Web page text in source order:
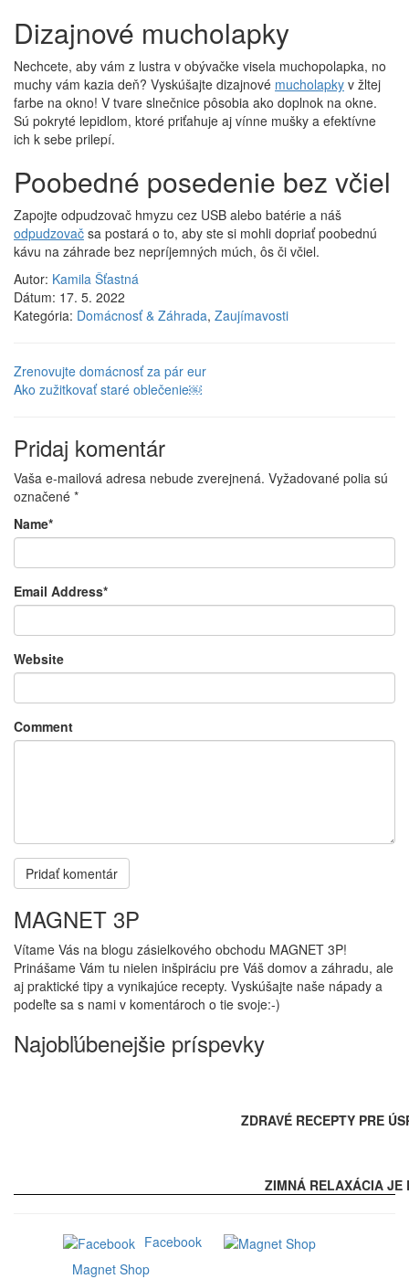
Dizajnové mucholapky
Nechcete, aby vám z lustra v obývačke visela muchopolapka, no
muchy vám kazia deň? Vyskúšajte dizajnové mucholapky v žltej
farbe na okno! V tvare slnečnice pôsobia ako doplnok na okne.
Sú pokryté lepidlom, ktoré priťahuje aj vínne mušky a efektívne
ich k sebe prilepí.
Poobedné posedenie bez včiel
Zapojte odpudzovač hmyzu cez USB alebo batérie a náš
odpudzovač sa postará o to, aby ste si mohli dopriať poobednú
kávu na záhrade bez nepríjemných múch, ôs či včiel.
Autor: Kamila Šťastná
Dátum: 17. 5. 2022
Kategória: Domácnosť & Záhrada, Zaujímavosti
Zrenovujte domácnosť za pár eur
Ako zužitkovať staré oblečenie￼
Pridaj komentár
Vaša e-mailová adresa nebude zverejnená. Vyžadované polia sú
označené *
Name*
Email Address*
Website
Comment
MAGNET 3P
Vítame Vás na blogu zásielkového obchodu MAGNET 3P!
Prinášame Vám tu nielen inšpiráciu pre Váš domov a záhradu, ale
aj praktické tipy a vynikajúce recepty. Vyskúšajte naše nápady a
podeľte sa s nami v komentároch o tie svoje:-)
Najobľúbenejšie príspevky
ZDRAVÉ RECEPTY PRE
ZIMNÁ RELAXÁCIA JE
Facebook
Magnet Shop